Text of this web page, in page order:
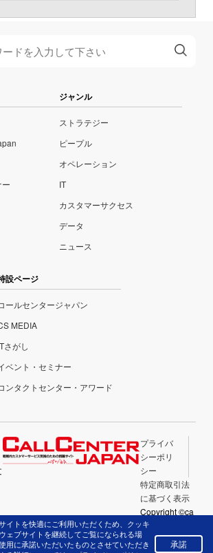
ジャンル
ストラテジー
ピープル
オペレーション
IT
カスタマーサクセス
データ
ニュース
設ページ
ールセンタージャパン
MEDIA
さがし
ベント・セミナー
ンタクトセンター・アワード
プライバ
シーポリ
シー
特定商取引法
に基づく表示
Copyright ©ca
llcenter-japan.
com All Right
イトを快適にご利用いただくため、クッキ
ェブサイトを継続してご覧になられる場
用に承諾いただいたものとさせていただき
承諾